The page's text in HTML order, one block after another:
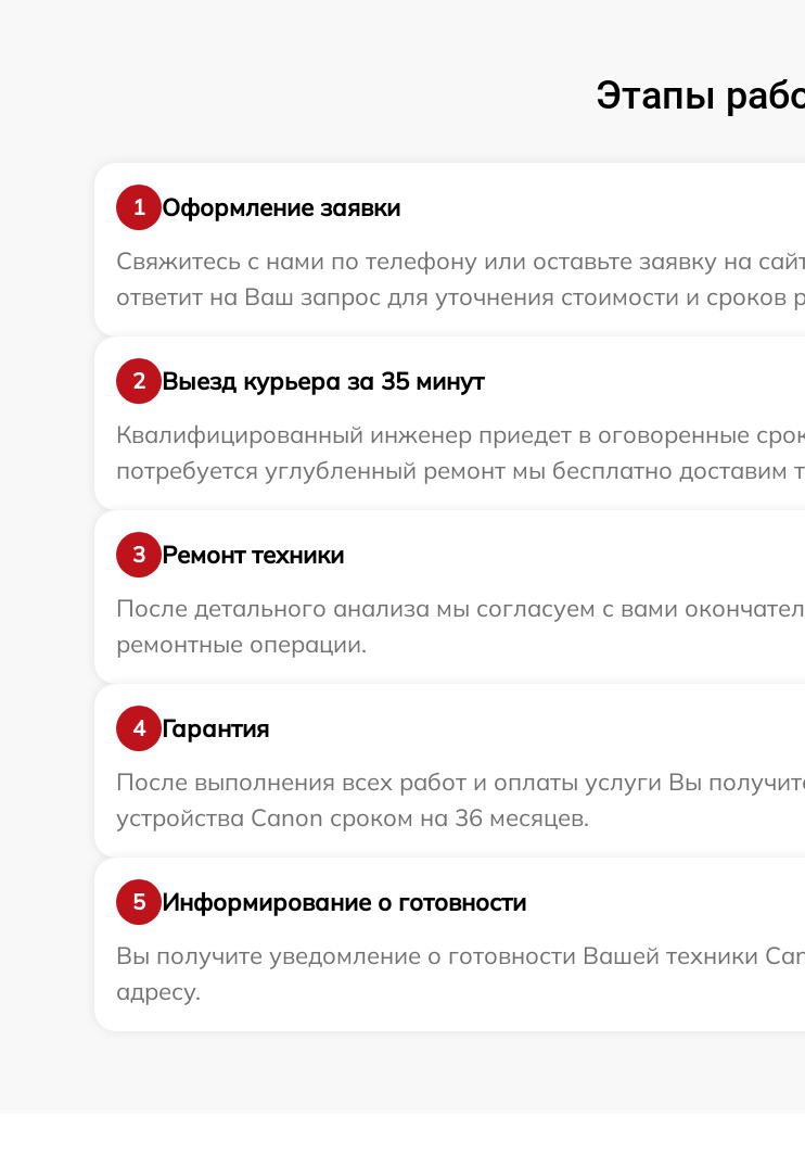
Этапы
1
Оформление заявки
Свяжитесь с нами по телефону или оставьте заявку на
ответит на Ваш запрос для уточнения стоимости и сроков
2
Выезд курьера за 35 минут
Квалифицированный инженер приедет в оговоренные
потребуется углубленный ремонт мы бесплатно доставим
3
Ремонт техники
После детального анализа мы согласуем с вами
ремонтные операции.
4
Гарантия
После выполнения всех работ и оплаты услуги Вы
устройства Canon сроком на 36 месяцев.
5
Информирование о готовности
Вы получите уведомление о готовности Вашей техники
адресу.